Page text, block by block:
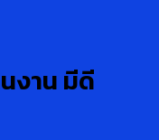
งาน มีดี